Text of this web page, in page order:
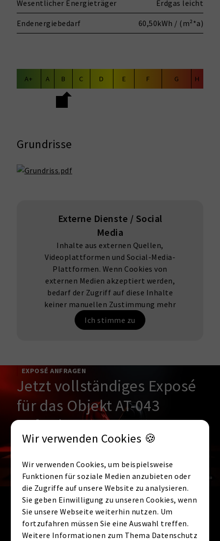
Wesentlicher Energieträger Erdgas leicht
Endenergiebedarf 60,50kWh / (m²*a)
A+ A B C D E F G H
Grundrisse
Externe Dienste / Social
Media
Inhalte aus externen Quellen,
Videoplattformen und Social-Media-
Plattformen. Wenn Cookies von
externen Medien akzeptiert werden,
bedarf der Zugriff auf diese Inhalte
keiner manuellen Zustimmung mehr
Ich stimme zu
EXPOSÉ ANFRAGEN
Jetzt vollständiges Exposé
für das Objekt AT-043
anfordern!
Nachname*
Wir verwenden Cookies 🍪
Wir verwenden Cookies, um beispielsweise
Funktionen für soziale Medien anzubieten oder
die Zugriffe auf unsere Website zu analysieren.
Sie geben Einwilligung zu unseren Cookies, wenn
Sie unsere Webseite weiterhin nutzen. Um
fortzufahren müssen Sie eine Auswahl treffen.
Weitere Informationen zum Thema Datenschutz